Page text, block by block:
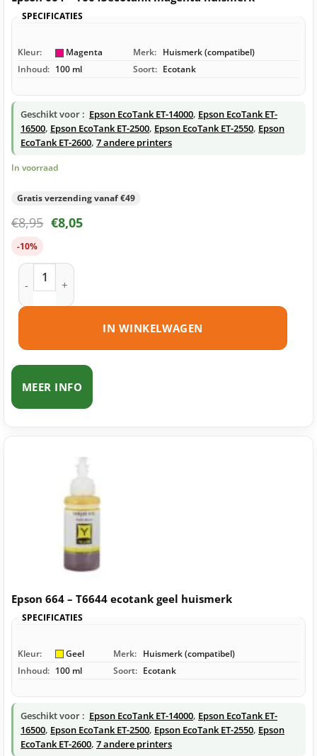
SPECIFICATIES
Kleur: Magenta Merk: Huismerk (compatibel)
Inhoud: 100 ml Soort: Ecotank
Geschikt voor : Epson EcoTank ET-14000, Epson EcoTank ET-
16500, Epson EcoTank ET-2500, Epson EcoTank ET-2550, Epson
EcoTank ET-2600, 7 andere printers
In voorraad
Gratis verzending vanaf €49
€8,95 €8,05
-10%
Epson 664 – T6643ecotank magenta huismerk aantal
IN WINKELWAGEN
MEER INFO
Epson 664 – T6644 ecotank geel huismerk
SPECIFICATIES
Kleur: Geel Merk: Huismerk (compatibel)
Inhoud: 100 ml Soort: Ecotank
Geschikt voor : Epson EcoTank ET-14000, Epson EcoTank ET-
16500, Epson EcoTank ET-2500, Epson EcoTank ET-2550, Epson
EcoTank ET-2600, 7 andere printers